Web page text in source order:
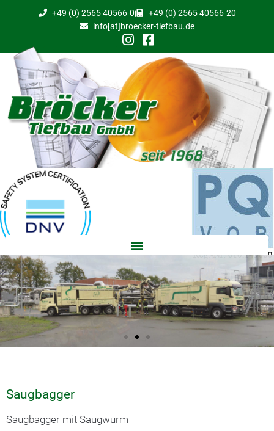
+49 (0) 2565 40566-0
+49 (0) 2565 40566-20
info[at]broecker-tiefbau.de
Saugbagger
Saugbagger mit Saugwurm